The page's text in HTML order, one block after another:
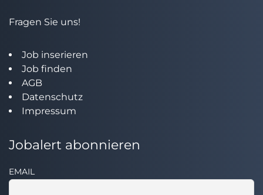
Fragen Sie uns!
Job inserieren
Job finden
AGB
Datenschutz
Impressum
Jobalert abonnieren
EMAIL